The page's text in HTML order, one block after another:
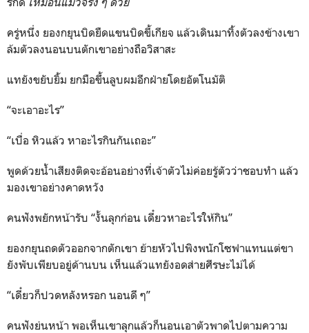
ครู่หนึ่ง ยองกยุนบิดยืดแขนบิดขี้เกียจ แล้วเดินมาทิ้งตัวลงข้างเขา
ล้มตัวลงนอนบนตักเขาอย่างถือวิสาสะ
แทยังขยับยิ้ม ยกมือขึ้นลูบผมอีกฝ่ายโดยอัตโนมัติ
“จะเอาอะไร”
“เบื่อ หิวแล้ว หาอะไรกินกันเถอะ”
พูดด้วยน้ำเสียงติดจะอ้อนอย่างที่เจ้าตัวไม่ค่อยรู้ตัวว่าชอบทำ แล้ว
มองเขาอย่างคาดหวัง
คนฟังพยักหน้ารับ “งั้นลุกก่อน เดี๋ยวหาอะไรให้กิน”
ยองกยุนถดตัวออกจากตักเขา ย้ายหัวไปพิงพนักโซฟาแทนแต่ขา
ยังพับเพียบอยู่ด้านบน เห็นแล้วแทยังอดส่ายศีรษะไม่ได้
“เดี๋ยวก็ปวดหลังหรอก นอนดี ๆ”
คนฟังย่นหน้า พอเห็นเขาลุกแล้วก็นอนเอาตัวพาดไปตามความ